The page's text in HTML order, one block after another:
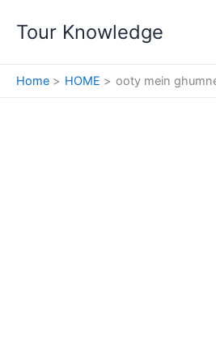
Tour Knowledge
Home HOME ooty mein